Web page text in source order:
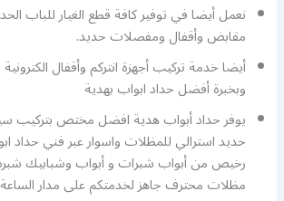
نعمل أيضا في توفير كافة قطع الغيار للباب
مقابض وأقفال ومفصلات حديد.
أيضا خدمة تركيب أجهزة انتركم وأقفال
وبخبرة أفضل حداد ابواب بهدية
يوفر حداد أبواب هدية افضل مختص بتركيب
حديد استرالي للمظلات واسوار عبر فني
رخيص من أبواب شبرات و أبواب وشبابيك
مظلات محترف جاهز لخدمتكم على مدار الساعة